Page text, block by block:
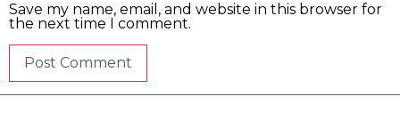
Save my name, email, and website in this browser for
the next time I comment.